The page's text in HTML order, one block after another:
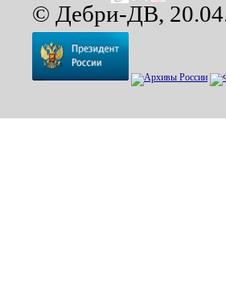
© Дебри-ДВ,